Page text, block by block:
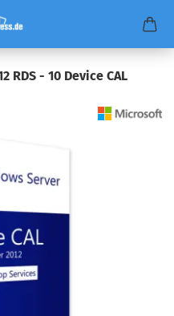
RDS - 10 Device CAL